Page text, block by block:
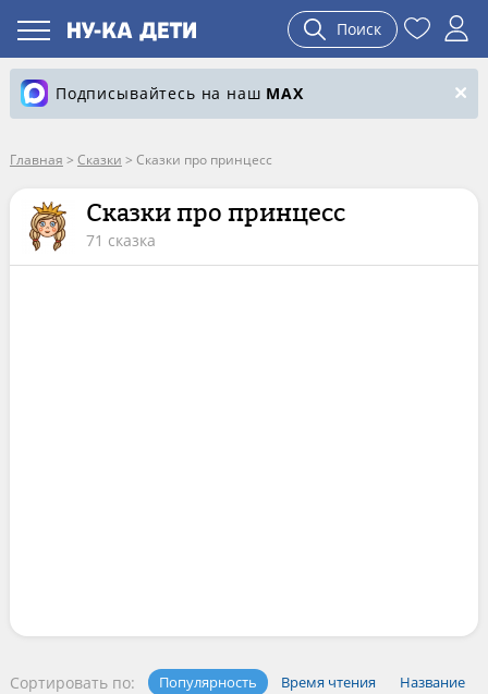
Поиск
Подписывайтесь на наш MAX
Главная > Сказки > Сказки про принцесс
Сказки про принцесс
71 сказка
Сортировать по: Популярность Время чтения Название